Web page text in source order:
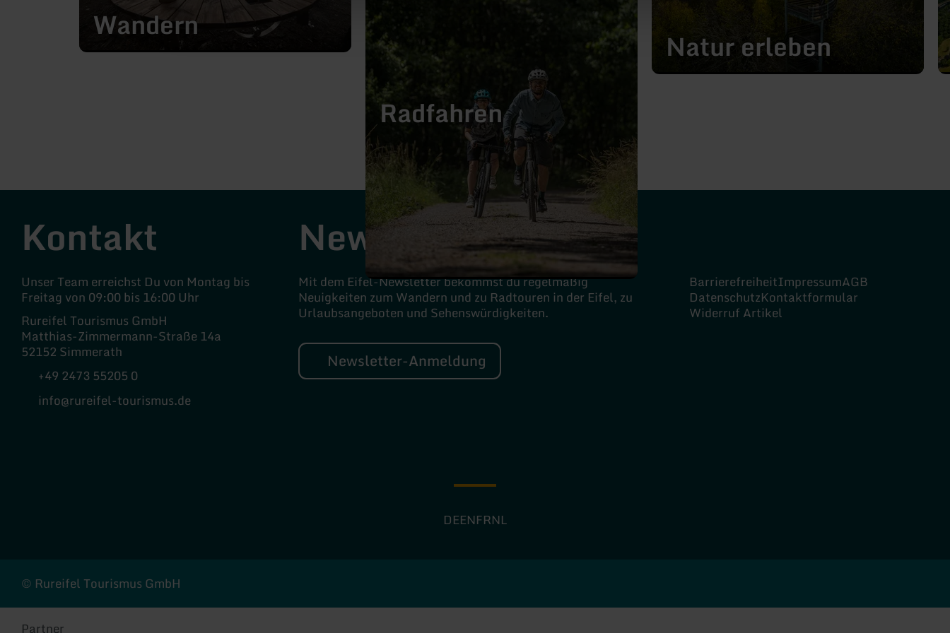
Wandern
Radfahren
Natur erleben
Kontakt
Unser Team erreichst Du von Montag bis
Freitag von 09:00 bis 16:00 Uhr
Rureifel Tourismus GmbH
Matthias-Zimmermann-Straße 14a
52152 Simmerath
+49 2473 55205 0
info@rureifel-tourismus.de
Newsletter
Mit dem Eifel-Newsletter bekommst du regelmäßig
Neuigkeiten zum Wandern und zu Radtouren in der Eifel, zu
Urlaubsangeboten und Sehenswürdigkeiten.
Newsletter-Anmeldung
BarrierefreiheitImpressumAGB
DatenschutzKontaktformular
Widerruf Artikel
DEENFRNL
© Rureifel Tourismus GmbH
Partner